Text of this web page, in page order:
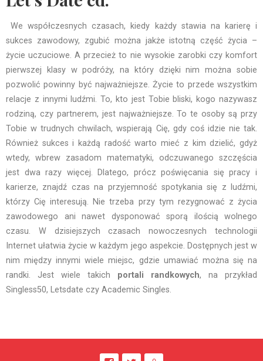
We współczesnych czasach, kiedy każdy stawia na karierę i
sukces zawodowy, zgubić można jakże istotną część życia –
życie uczuciowe. A przecież to nie wysokie zarobki czy komfort
pierwszej klasy w podróży, na który dzięki nim można sobie
pozwolić powinny być najważniejsze. Życie to przede wszystkim
relacje z innymi ludźmi. To, kto jest Tobie bliski, kogo nazywasz
rodziną, czy partnerem, jest najważniejsze. To te osoby są przy
Tobie w trudnych chwilach, wspierają Cię, gdy coś idzie nie tak.
Również sukces i każdą radość warto mieć z kim dzielić, gdyż
wtedy, wbrew zasadom matematyki, odczuwanego szczęścia
jest dwa razy więcej. Dlatego, prócz poświęcania się pracy i
karierze, znajdź czas na przyjemność spotykania się z ludźmi,
którzy Cię interesują. Nie trzeba przy tym rezygnować z życia
zawodowego ani nawet dysponować sporą ilością wolnego
czasu. W dzisiejszych czasach nowoczesnych technologii
Internet ułatwia życie w każdym jego aspekcie. Dostępnych jest w
nim między innymi wiele miejsc, gdzie umawiać można się na
randki. Jest wiele takich portali randkowych, na przykład
Singless50, Letsdate czy Academic Singles.